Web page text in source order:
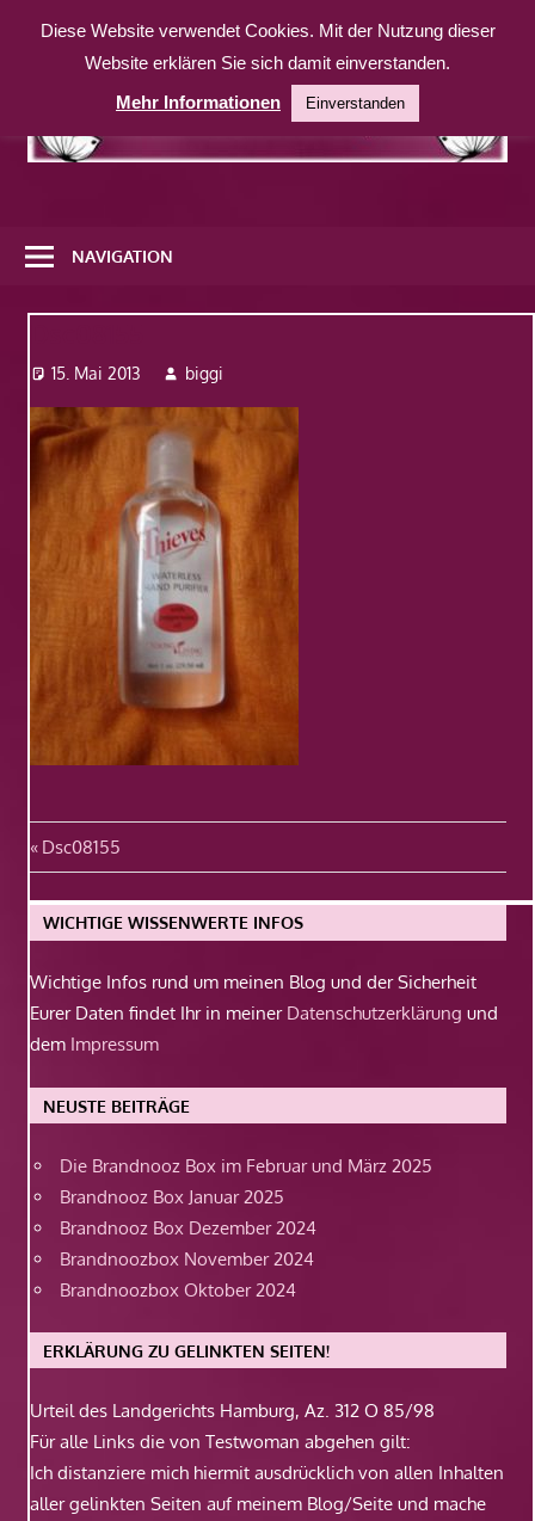
Inhalt
weitere
Website
NAVIGATION
15. Mai 2013 biggi
Beitragsnavigation
Vorheriger
Beitrag:
Dsc08155
WICHTIGE WISSENWERTE INFOS
Wichtige Infos rund um meinen Blog und der Sicherheit
Eurer Daten findet Ihr in meiner Datenschutzerklärung und
dem Impressum
NEUSTE BEITRÄGE
Die Brandnooz Box im Februar und März 2025
Brandnooz Box Januar 2025
Brandnooz Box Dezember 2024
Brandnoozbox November 2024
Brandnoozbox Oktober 2024
ERKLÄRUNG ZU GELINKTEN SEITEN!
Urteil des Landgerichts Hamburg, Az. 312 O 85/98
Für alle Links die von Testwoman abgehen gilt:
Ich distanziere mich hiermit ausdrücklich von allen Inhalten
aller gelinkten Seiten auf meinem Blog/Seite und mache
Diese Website verwendet Cookies. Mit der Nutzung dieser
Website erklären Sie sich damit einverstanden.
Mehr Informationen
Einverstanden